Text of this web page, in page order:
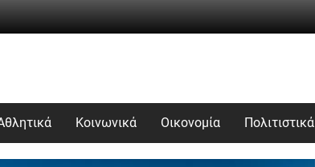
Κοινωνικά Οικονομία Πολιτιστικά